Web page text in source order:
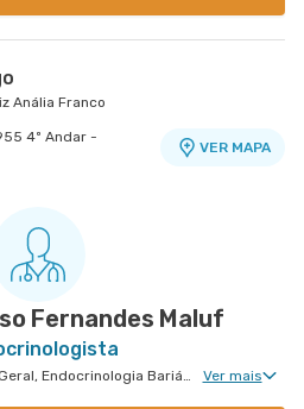
Anália Franco
4º Andar -
VER MAPA
Fernandes Maluf
Endocrinologia Clinica, Clínica Geral, Endocrinologia Bariátrica, Doenças Osteometabólicas, Doenças da Hipófise Ver mais